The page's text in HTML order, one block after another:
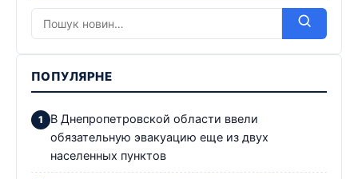
ПОПУЛЯРНЕ
В Днепропетровской области ввели
обязательную эвакуацию еще из двух
населенных пунктов